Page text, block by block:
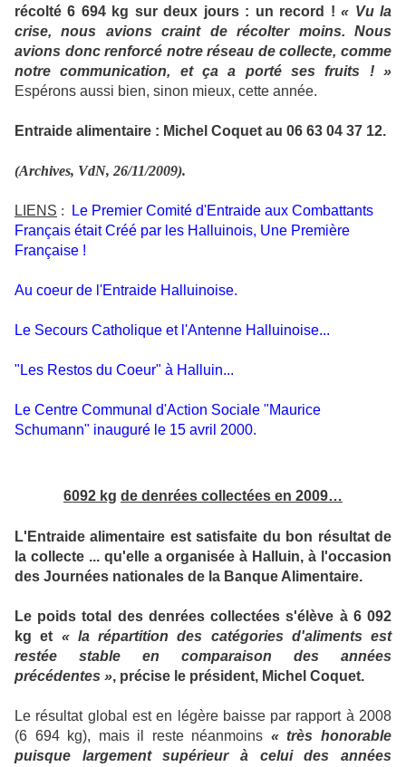
récolté 6 694 kg sur deux jours : un record ! « Vu la
crise, nous avions craint de récolter moins. Nous
avions donc renforcé notre réseau de collecte, comme
notre communication, et ça a porté ses fruits ! »
Espérons aussi bien, sinon mieux, cette année.
Entraide alimentaire : Michel Coquet au 06 63 04 37 12.
(Archives, VdN, 26/11/2009).
LIENS :
Le Premier Comité d'Entraide aux Combattants
Français était Créé par les Halluinois, Une Première
Française !
Au coeur de l'Entraide Halluinoise.
Le Secours Catholique et l'Antenne Halluinoise...
"Les Restos du Coeur" à Halluin...
Le Centre Communal d'Action Sociale "Maurice
Schumann" inauguré le 15 avril 2000.
6092 kg de denrées collectées en 2009…
L'Entraide alimentaire est satisfaite du bon résultat de
la collecte ... qu'elle a organisée à Halluin, à l'occasion
des Journées nationales de la Banque Alimentaire.
Le poids total des denrées collectées s'élève à 6 092
kg et « la répartition des catégories d'aliments est
restée stable en comparaison des années
précédentes », précise le président, Michel Coquet.
Le résultat global est en légère baisse par rapport à 2008
(6 694 kg), mais il reste néanmoins « très honorable
puisque largement supérieur à celui des années